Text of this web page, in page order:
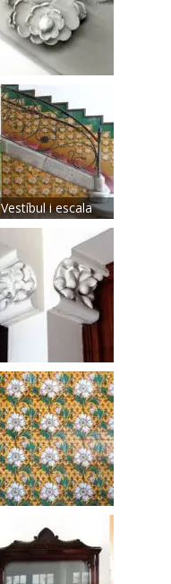
Vestíbul i escala